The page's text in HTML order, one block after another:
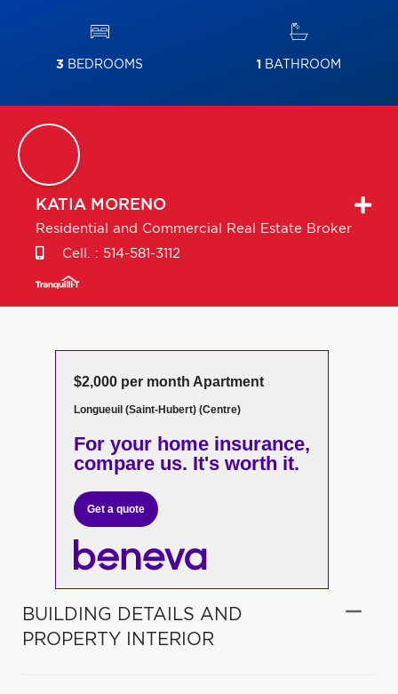
3 BEDROOMS 1 BATHROOM
KATIA MORENO
Residential and Commercial Real Estate Broker
Cell. : 514-581-3112
$2,000 per month Apartment
Longueuil (Saint-Hubert) (Centre)
For your home insurance,
compare us. It's worth it.
Get a quote
BUILDING DETAILS AND
PROPERTY INTERIOR